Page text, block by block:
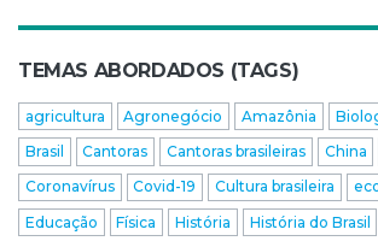
TEMAS ABORDADOS (TAGS)
agricultura Agronegócio Amazônia
Brasil
Cantoras Cantoras brasileiras China
Coronavírus
Covid-19 Cultura brasileira
Educação
Física História
História do Brasil